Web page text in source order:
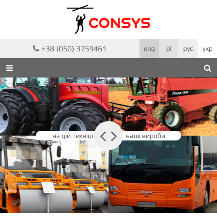
eng pl рус укр
 +38 (050) 3759461

на цій техніці наші вироби
 